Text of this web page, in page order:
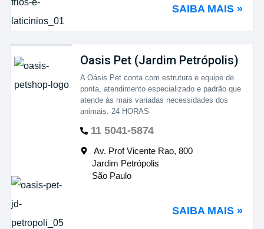
SAIBA MAIS »
Oasis Pet (Jardim Petrópolis)
A Oásis Pet conta com estrutura e equipe de
ponta, atendimento especializado e padrão que
atende às mais variadas necessidades dos
animais. 24 HORAS
11 5041-5874
Av. Prof Vicente Rao, 800
Jardim Petrópolis
São Paulo
SAIBA MAIS »